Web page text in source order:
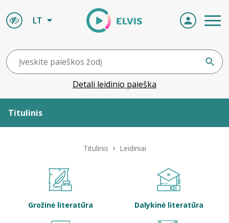
LT
Detali leidinio paieška
Titulinis
Titulinis Leidiniai
Grožinė literatūra Dalykinė literatūra